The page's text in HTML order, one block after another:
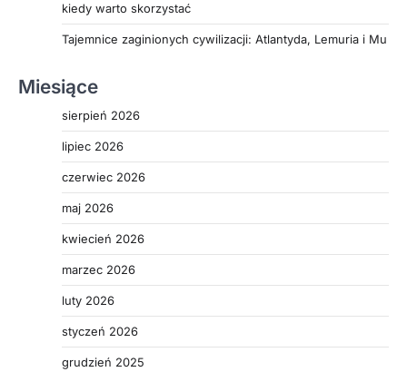
kiedy warto skorzystać
Tajemnice zaginionych cywilizacji: Atlantyda, Lemuria i Mu
Miesiące
sierpień 2026
lipiec 2026
czerwiec 2026
maj 2026
kwiecień 2026
marzec 2026
luty 2026
styczeń 2026
grudzień 2025